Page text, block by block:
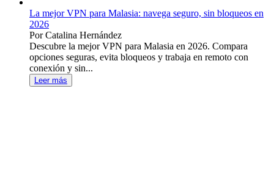
La mejor VPN para Malasia: navega seguro, sin bloqueos en
2026
Por Catalina Hernández
Descubre la mejor VPN para Malasia en 2026. Compara
opciones seguras, evita bloqueos y trabaja en remoto con
conexión y sin...
Leer más